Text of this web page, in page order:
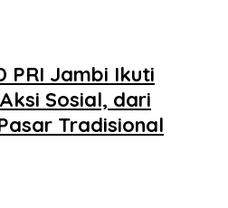
PRI Jambi Ikuti
Sosial, dari
Tradisional